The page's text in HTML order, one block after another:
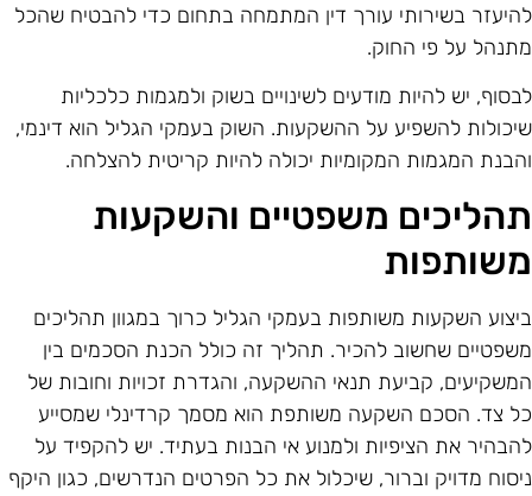
בשירותי עורך דין המתמחה בתחום כדי להבטיח שהכל
על פי החוק.
יש להיות מודעים לשינויים בשוק ולמגמות כלכליות
להשפיע על ההשקעות. השוק בעמקי הגליל הוא דינמי,
המגמות המקומיות יכולה להיות קריטית להצלחה.
משפטיים והשקעות
השקעות משותפות בעמקי הגליל כרוך במגוון תהליכים
שחשוב להכיר. תהליך זה כולל הכנת הסכמים בין
קביעת תנאי ההשקעה, והגדרת זכויות וחובות של
צד. הסכם השקעה משותפת הוא מסמך קרדינלי שמסייע
את הציפיות ולמנוע אי הבנות בעתיד. יש להקפיד על
מדויק וברור, שיכלול את כל הפרטים הנדרשים, כגון היקף